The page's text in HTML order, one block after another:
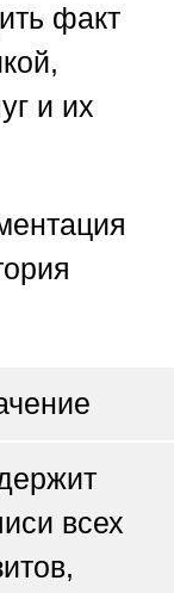
факт
и их
всех